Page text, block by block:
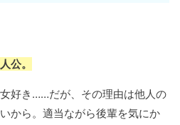
公。
好き……だが、その理由は他人の
から。適当ながら後輩を気にか